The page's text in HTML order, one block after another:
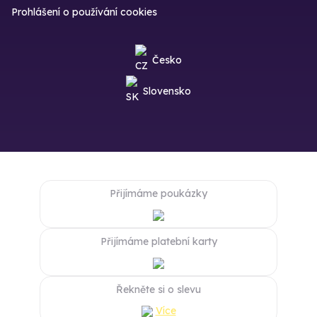
Prohlášení o používání cookies
Česko
Slovensko
Přijímáme poukázky
Přijímáme platební karty
Řekněte si o slevu
Více